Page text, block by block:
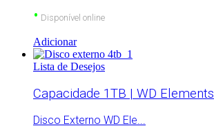
• Disponível online
Adicionar
Lista de Desejos
Capacidade 1TB | WD Elements
Disco Externo WD Ele...